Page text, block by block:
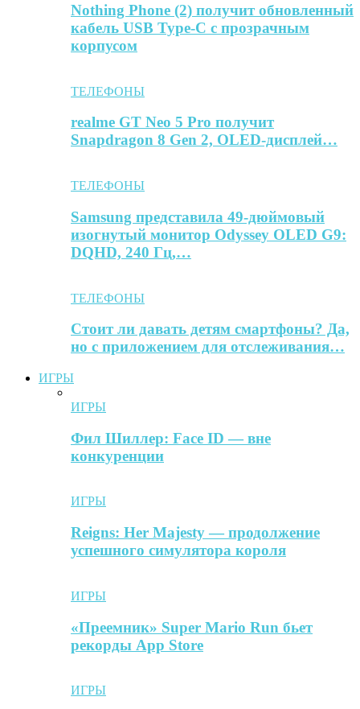
Nothing Phone (2) получит обновленный
кабель USB Type-C с прозрачным
корпусом
ТЕЛЕФОНЫ
realme GT Neo 5 Pro получит
Snapdragon 8 Gen 2, OLED-дисплей…
ТЕЛЕФОНЫ
Samsung представила 49-дюймовый
изогнутый монитор Odyssey OLED G9:
DQHD, 240 Гц,…
ТЕЛЕФОНЫ
Стоит ли давать детям смартфоны? Да,
но с приложением для отслеживания…
ИГРЫ
ИГРЫ
Фил Шиллер: Face ID — вне
конкуренции
ИГРЫ
Reigns: Her Majesty — продолжение
успешного симулятора короля
ИГРЫ
«Преемник» Super Mario Run бьет
рекорды App Store
ИГРЫ